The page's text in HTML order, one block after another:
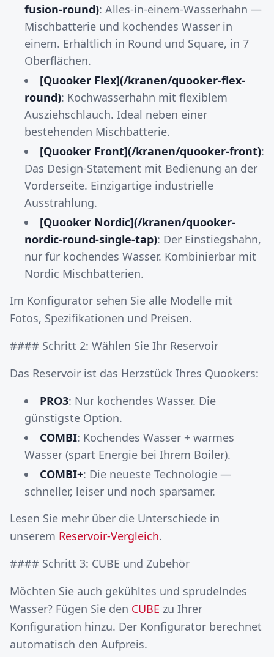
fusion-round): Alles-in-einem-Wasserhahn —
Mischbatterie und kochendes Wasser in
einem. Erhältlich in Round und Square, in 7
Oberflächen.
[Quooker Flex](/kranen/quooker-flex-
round): Kochwasserhahn mit flexiblem
Ausziehschlauch. Ideal neben einer
bestehenden Mischbatterie.
[Quooker Front](/kranen/quooker-front):
Das Design-Statement mit Bedienung an der
Vorderseite. Einzigartige industrielle
Ausstrahlung.
[Quooker Nordic](/kranen/quooker-
nordic-round-single-tap): Der Einstiegshahn,
nur für kochendes Wasser. Kombinierbar mit
Nordic Mischbatterien.
Im Konfigurator sehen Sie alle Modelle mit
Fotos, Spezifikationen und Preisen.
#### Schritt 2: Wählen Sie Ihr Reservoir
Das Reservoir ist das Herzstück Ihres Quookers:
PRO3: Nur kochendes Wasser. Die
günstigste Option.
COMBI: Kochendes Wasser + warmes
Wasser (spart Energie bei Ihrem Boiler).
COMBI+: Die neueste Technologie —
schneller, leiser und noch sparsamer.
Lesen Sie mehr über die Unterschiede in
unserem Reservoir-Vergleich.
#### Schritt 3: CUBE und Zubehör
Möchten Sie auch gekühltes und sprudelndes
Wasser? Fügen Sie den CUBE zu Ihrer
Konfiguration hinzu. Der Konfigurator berechnet
automatisch den Aufpreis.